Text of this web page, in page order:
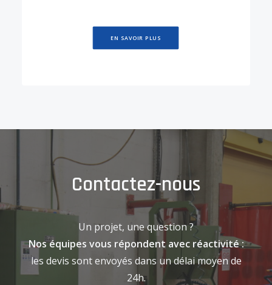
EN SAVOIR PLUS
Contactez-nous
Un projet, une question ?
Nos équipes vous répondent avec réactivité :
les devis sont envoyés dans un délai moyen de
24h.